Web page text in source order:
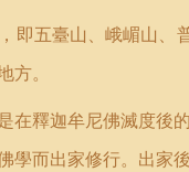
即五臺山、峨嵋山
。
在釋迦牟尼佛滅度
學而出家修行。出家